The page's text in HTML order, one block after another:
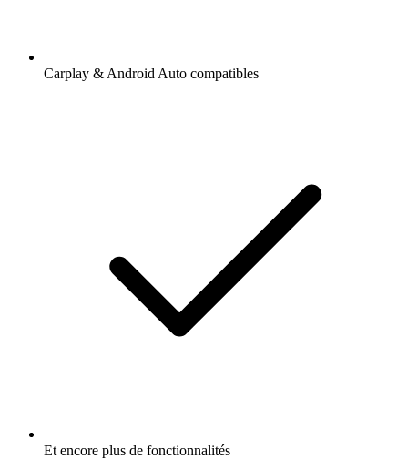
Carplay & Android Auto compatibles
Et encore plus de fonctionnalités